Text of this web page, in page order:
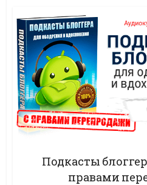
Подкасты
правами